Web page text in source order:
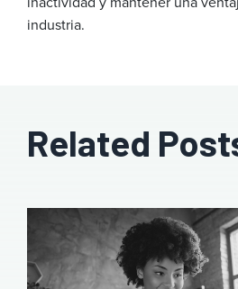
industria.
Related